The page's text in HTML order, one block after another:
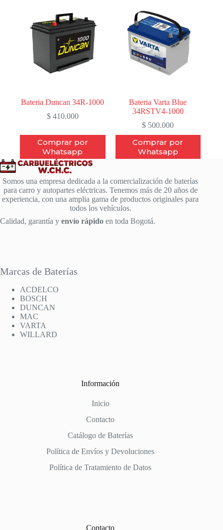
Bateria Duncan 34R-1000
$410.000
Comprar por
Whatsapp
Bateria Varta Blue
34RSTV4-1000
$ 500.000
Comprar por
Whatsapp
Somos una empresa dedicada a la comercialización de baterías
para carro y autopartes eléctricas. Tenemos más de 20 años de
experiencia, con una amplia gama de productos originales para
todos los vehículos.
Calidad, garantía y envío rápido en toda Bogotá.
Marcas de Baterías
ACDELCO
BOSCH
DUNCAN
MAC
VARTA
WILLARD
Información
Inicio
Contacto
Catálogo de Baterías
Política de Envíos y Devoluciones
Política de Tratamiento de Datos
Contacto